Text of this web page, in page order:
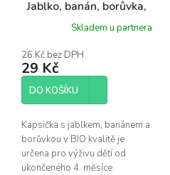
Jablko, banán, borůvka,
110 g
Skladem u partnera
26 Kč bez DPH
29 Kč
DO KOŠÍKU
Kapsička s jablkem, banánem a
borůvkou v BIO kvalitě je
určena pro výživu dětí od
ukončeného 4. měsíce.